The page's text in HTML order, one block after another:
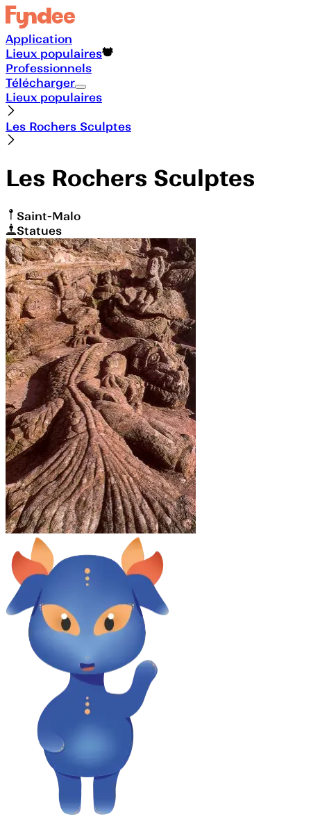
Application
Lieux populaires
Professionnels
Télécharger
Lieux populaires
Les Rochers Sculptes
Les Rochers Sculptes
Saint-Malo
Statues